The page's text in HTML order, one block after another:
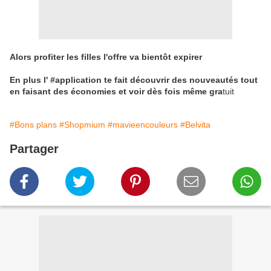
Alors profiter les filles l'offre va bientôt expirer
En plus l' #application te fait découvrir des nouveautés tout
en faisant des économies et voir dès fois même gratuit
#Bons plans #Shopmium #mavieencouleurs #Belvita
Partager